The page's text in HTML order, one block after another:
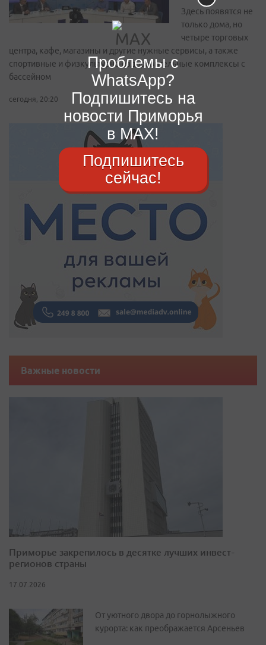
Здесь появятся не
только дома, но
четыре торговых
центра, кафе, магазины и другие нужные сервисы, а также
спортивные и физкультурно-оздоровительные комплексы с
бассейном
сегодня, 20:20
Важные новости
Приморье закрепилось в десятке лучших инвест-
регионов страны
17.07.2026
От уютного двора до горнолыжного
курорта: как преображается Арсеньев
Проблемы с
WhatsApp?
Подпишитесь на
новости Приморья
в MAX!
Подпишитесь
сейчас!